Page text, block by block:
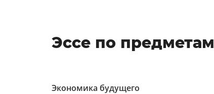
Эссе по предметам
Экономика будущего